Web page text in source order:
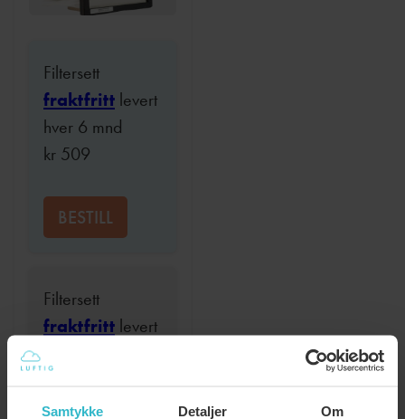
Samtykke Detaljer Om
Filtersett
fraktfritt levert
hver 6 mnd
kr 509
BESTILL
Filtersett
fraktfritt levert